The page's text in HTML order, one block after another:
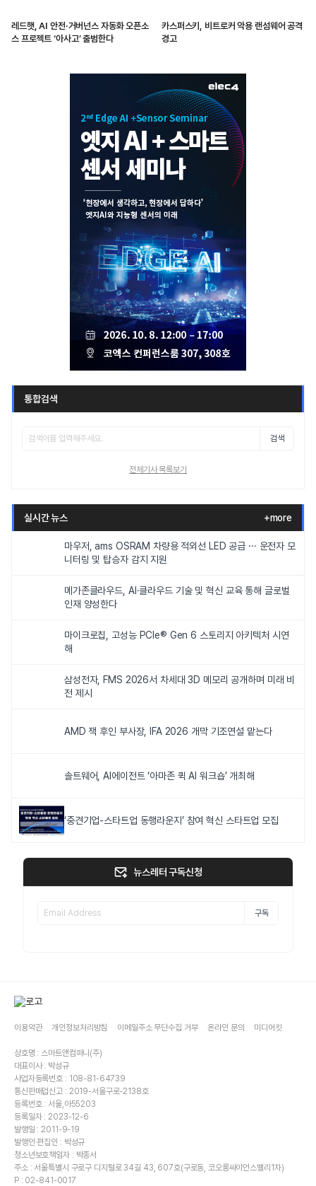
레드햇, AI 안전·거버넌스 자동화 오픈소
스 프로젝트 ‘아사고’ 출범한다
카스퍼스키, 비트로커 악용 랜섬웨어 공격
경고
통합검색
검색
전체기사 목록보기
실시간 뉴스 +more
마우저, ams OSRAM 차량용 적외선 LED 공급 ··· 운전자 모
니터링 및 탑승자 감지 지원
메가존클라우드, AI·클라우드 기술 및 혁신 교육 통해 글로벌
인재 양성한다
마이크로칩, 고성능 PCIe® Gen 6 스토리지 아키텍처 시연
해
삼성전자, FMS 2026서 차세대 3D 메모리 공개하며 미래 비
전 제시
AMD 잭 후인 부사장, IFA 2026 개막 기조연설 맡는다
솔트웨어, AI에이전트 ‘아마존 퀵 AI 워크숍’ 개최해
‘중견기업-스타트업 동행라운지’ 참여 혁신 스타트업 모집
뉴스레터 구독신청
구독
이용약관 개인정보처리방침 이메일주소 무단수집 거부 온라인 문의 미디어킷
상호명 : 스마트앤컴퍼니(주)
대표이사 : 박성규
사업자등록번호 : 108-81-64739
통신판매업신고 : 2019-서울구로-2138호
등록번호 : 서울,아55203
등록일자 : 2023-12-6
발행일 : 2011-9-19
발행인·편집인 : 박성규
청소년보호책임자 : 박종서
주소 : 서울특별시 구로구 디지털로 34길 43, 607호(구로동, 코오롱싸이언스밸리1차)
P : 02-841-0017